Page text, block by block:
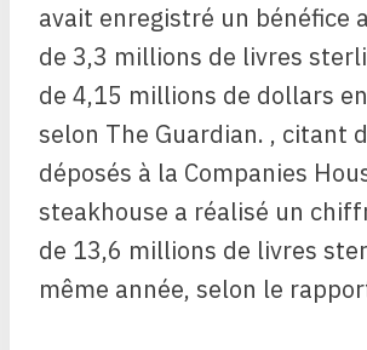
avait enregistré un bénéfice
de 3,3 millions de livres
de 4,15 millions de dollars
selon The Guardian. , citant
déposés à la Companies
steakhouse a réalisé un
de 13,6 millions de livres
même année, selon le